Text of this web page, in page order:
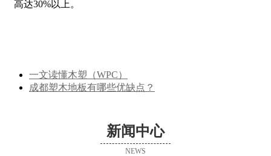
高达30%以上。
一文读懂木塑（WPC）
成都塑木地板有哪些优缺点？
新闻中心
NEWS